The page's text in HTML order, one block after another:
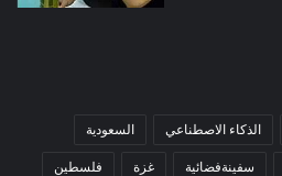
الذكاء الاصطناعي السعودية
سفينةفضائية غزة فلسطين